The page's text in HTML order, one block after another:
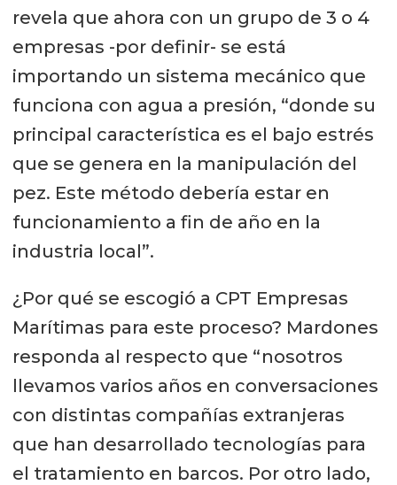
revela que ahora con un grupo de 3 o 4
empresas -por definir- se está
importando un sistema mecánico que
funciona con agua a presión, “donde su
principal característica es el bajo estrés
que se genera en la manipulación del
pez. Este método debería estar en
funcionamiento a fin de año en la
industria local”.
¿Por qué se escogió a CPT Empresas
Marítimas para este proceso? Mardones
responda al respecto que “nosotros
llevamos varios años en conversaciones
con distintas compañías extranjeras
que han desarrollado tecnologías para
el tratamiento en barcos. Por otro lado,